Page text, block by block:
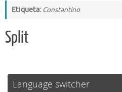
Etiqueta: Constantino
Split
Language switcher